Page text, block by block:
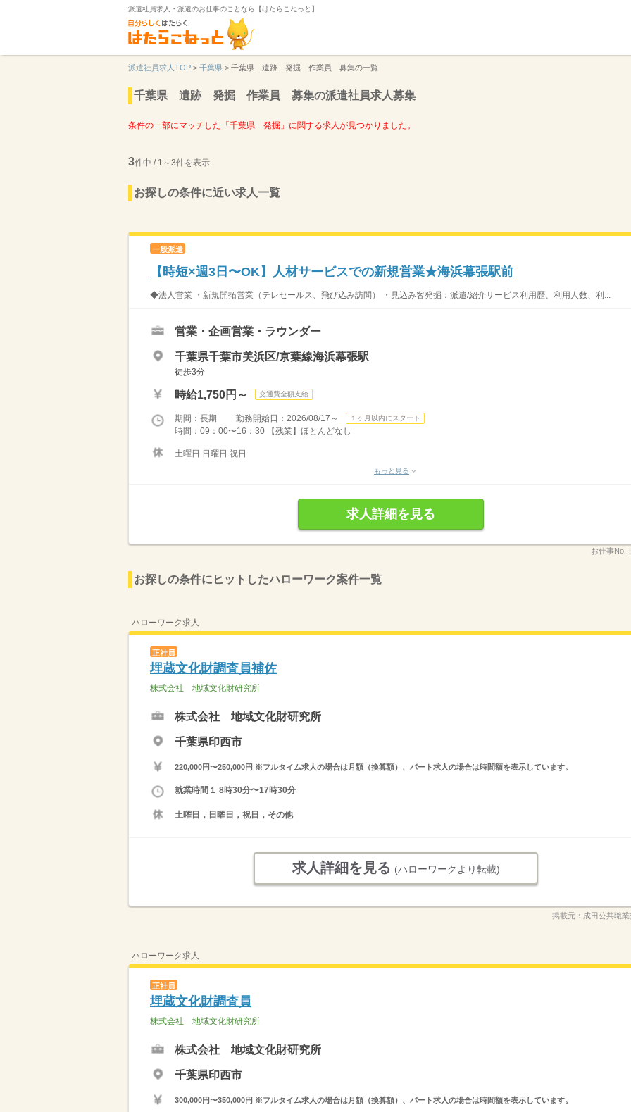
派遣社員求人・派遣のお仕事のことなら【はたらこねっと】
派遣社員求人TOP > 千葉県 > 千葉県 遺跡 発掘 作業員 募集の一覧
千葉県 遺跡 発掘 作業員 募集の派遣社員求人募集
条件の一部にマッチした「千葉県 発掘」に関する求人が見つかりました。
3件中 / 1～3件を表示
お探しの条件に近い求人一覧
一般派遣
【時短×週3日〜OK】人材サービスでの新規営業★海浜幕張駅前
◆法人営業 ・新規開拓営業（テレセールス、飛び込み訪問） ・見込み客発掘：派遣/紹介サービス利用歴、利用人数、利...
営業・企画営業・ラウンダー
千葉県千葉市美浜区/京葉線海浜幕張駅
徒歩3分
時給1,750円～ 交通費全額支給
期間：長期 勤務開始日：2026/08/17～ １ヶ月以内にスタート
時間：09：00〜16：30 【残業】ほとんどなし
土曜日 日曜日 祝日
もっと見る
求人詳細を見る
お仕事No.：
お探しの条件にヒットしたハローワーク案件一覧
ハローワーク求人
正社員
埋蔵文化財調査員補佐
株式会社 地域文化財研究所
株式会社 地域文化財研究所
千葉県印西市
220,000円〜250,000円 ※フルタイム求人の場合は月額（換算額）、パート求人の場合は時間額を表示しています。
就業時間１ 8時30分〜17時30分
土曜日，日曜日，祝日，その他
求人詳細を見る (ハローワークより転載)
掲載元： 成田公共職
ハローワーク求人
正社員
埋蔵文化財調査員
株式会社 地域文化財研究所
株式会社 地域文化財研究所
千葉県印西市
300,000円〜350,000円 ※フルタイム求人の場合は月額（換算額）、パート求人の場合は時間額を表示しています。